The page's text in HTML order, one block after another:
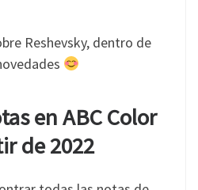
Reshevsky, dentro de
en ABC Color
de 2022